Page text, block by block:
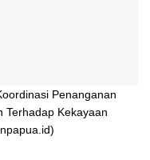
Penanganan
Terhadap Kekayaan